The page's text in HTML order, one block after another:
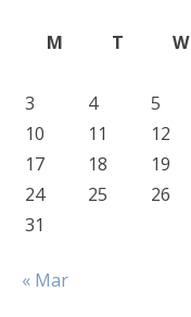
M
T W
3
4 5
10
11 12
17
18 19
24
25 26
31
« Mar